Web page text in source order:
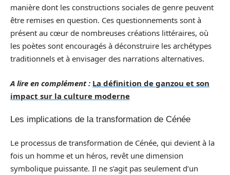
manière dont les constructions sociales de genre peuvent
être remises en question. Ces questionnements sont à
présent au cœur de nombreuses créations littéraires, où
les poètes sont encouragés à déconstruire les archétypes
traditionnels et à envisager des narrations alternatives.
A lire en complément : La définition de ganzou et son
impact sur la culture moderne
Les implications de la transformation de Cénée
Le processus de transformation de Cénée, qui devient à la
fois un homme et un héros, revêt une dimension
symbolique puissante. Il ne s’agit pas seulement d’un